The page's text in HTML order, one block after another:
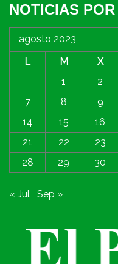
NOTICIAS
agosto 2023
L
M X
1
2
7
8 9
14
15 16
21
22 23
28
29 30
« Jul Sep »